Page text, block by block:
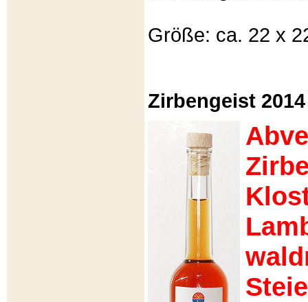
Größe: ca. 22 x
Zirbengeist 2014